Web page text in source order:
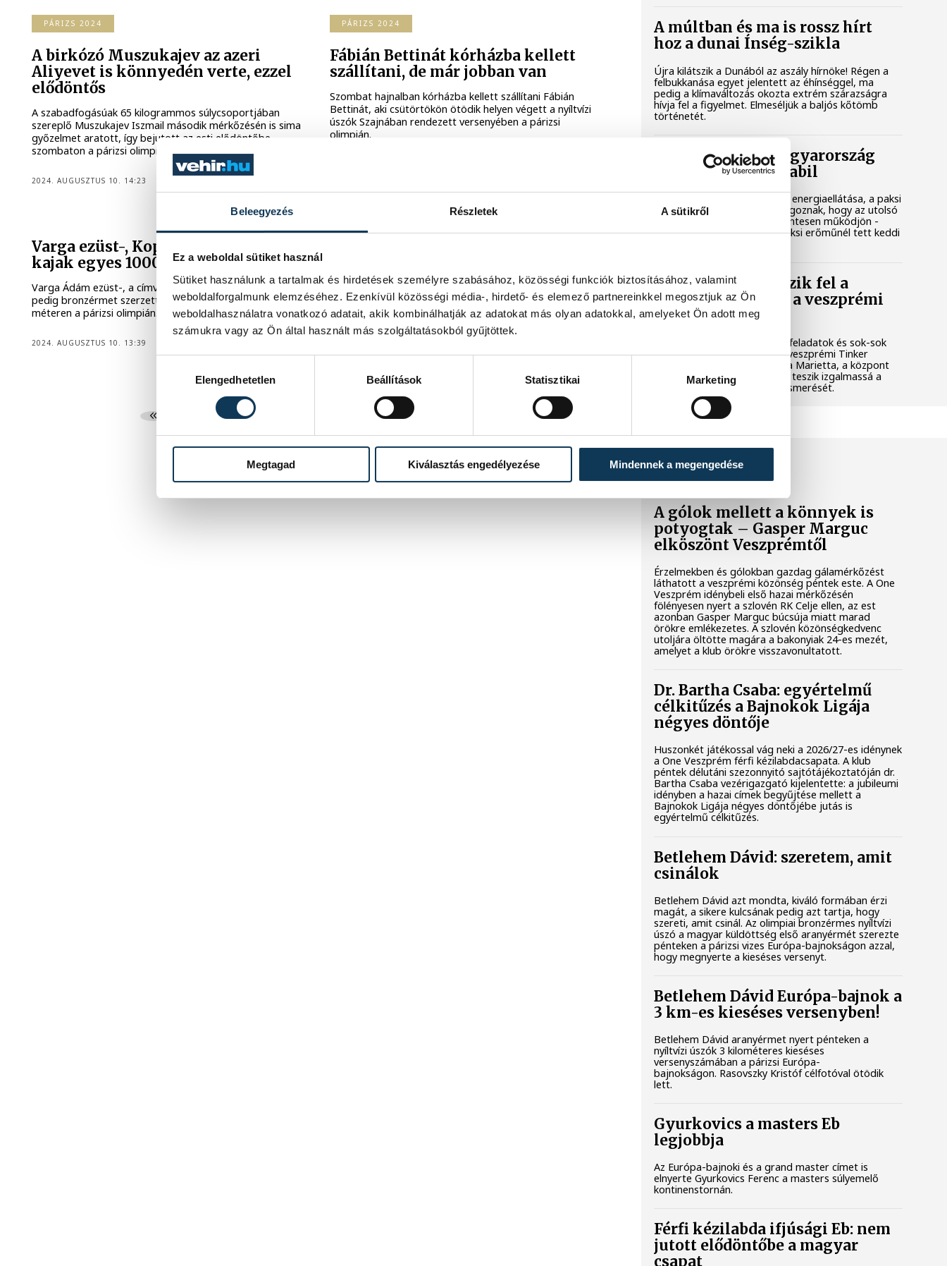
Beleegyezés Részletek A sütikről
Ez a weboldal sütiket használ
Sütiket használunk a tartalmak és hirdetések személyre szabásához, közösségi funkciók biztosításához, valamint
weboldalforgalmunk elemzéséhez. Ezenkívül közösségi média-, hirdető- és elemező partnereinkkel megosztjuk az Ön
weboldalhasználatra vonatkozó adatait, akik kombinálhatják az adatokat más olyan adatokkal, amelyeket Ön adott meg
számukra vagy az Ön által használt más szolgáltatásokból gyűjtöttek.
Elengedhetetlen
Beállítások Statisztikai Marketing
Megtagad Kiválasztás engedélyezése Mindennek a megengedése
PÁRIZS 2024
A birkózó Muszukajev az azeri
Aliyevet is könnyedén verte, ezzel
elődöntős
A szabadfogásúak 65 kilogrammos súlycsoportjában
szereplő Muszukajev Iszmail második mérkőzésén is sima
győzelmet aratott, így bejutott az esti elődöntőbe
szombaton a párizsi olimpia birkózóversenyén.
2024. AUGUSZTUS 10. 14:23
PÁRIZS 2024
Fábián Bettinát kórházba kellett
szállítani, de már jobban van
Szombat hajnalban kórházba kellett szállítani Fábián
Bettinát, aki csütörtökön ötödik helyen végett a nyíltvízi
úszók Szajnában rendezett versenyében a párizsi
olimpián.
Varga ezüst-, Kopasz bronzérmes
kajak egyes 1000 méteren
Varga Ádám ezüst-, a címvédőként indult Kopasz Bálint
pedig bronzérmet szerzett szombaton kajak egyes 1000
méteren a párizsi olimpián.
2024. AUGUSZTUS 10. 13:39
Csipes Tamara - akárcsak három éve, Tokióban -
ezüstérmet nyert szombaton a női kajakosok 500
méteres versenyében a párizsi olimpián. A döntő másik
magyar résztvevője, Gazsó Alida Dóra hatodik lett.
2024. AUGUSZTUS 10. 13:08
1 ...
A múltban és ma is rossz hírt
hoz a dunai Ínség-szikla
Újra kilátszik a Dunából az aszály hírnöke! Régen a
felbukkanása egyet jelentett az éhínséggel, ma
pedig a klímaváltozás okozta extrém szárazságra
hívja fel a figyelmet. Elmeséljük a baljós kőtömb
történetét.
Magyar Péter: Magyarország
energiaellátása stabil
Jelenleg stabil Magyarország energiaellátása, a paksi
erőmű munkatársai azon dolgoznak, hogy az utolsó
még termelő turbina hibamentesen működjön -
közölte a miniszterelnök a paksi erőműnél tett keddi
Játék közben fedezik fel a
tudomány világát a veszprémi
gyerekek
Látványos kísérletek, kreatív feladatok és sok-sok
élmény várja a gyerekeket a veszprémi Tinker
Labsben. Videónkban Balassa Marietta, a központ
vezetője mutatja be, hogyan teszik izgalmassá a
természettudományok megismerését.
A gólok mellett a könnyek is
potyogtak – Gasper Marguc
elköszönt Veszprémtől
Érzelmekben és gólokban gazdag gálamérkőzést
láthatott a veszprémi közönség péntek este. A One
Veszprém idénybeli első hazai mérkőzésén
fölényesen nyert a szlovén RK Celje ellen, az est
azonban Gasper Marguc búcsúja miatt marad
örökre emlékezetes. A szlovén közönségkedvenc
utoljára öltötte magára a bakonyiak 24-es mezét,
amelyet a klub örökre visszavonultatott.
Dr. Bartha Csaba: egyértelmű
célkitűzés a Bajnokok Ligája
négyes döntője
Huszonkét játékossal vág neki a 2026/27-es idénynek
a One Veszprém férfi kézilabdacsapata. A klub
péntek délutáni szezonnyitó sajtótájékoztatóján dr.
Bartha Csaba vezérigazgató kijelentette: a jubileumi
idényben a hazai címek begyűjtése mellett a
Bajnokok Ligája négyes döntőjébe jutás is
egyértelmű célkitűzés.
Betlehem Dávid: szeretem, amit
csinálok
Betlehem Dávid azt mondta, kiváló formában érzi
magát, a sikere kulcsának pedig azt tartja, hogy
szereti, amit csinál. Az olimpiai bronzérmes nyíltvízi
úszó a magyar küldöttség első aranyérmét szerezte
pénteken a párizsi vizes Európa-bajnokságon azzal,
hogy megnyerte a kieséses versenyt.
Betlehem Dávid Európa-bajnok a
3 km-es kieséses versenyben!
Betlehem Dávid aranyérmet nyert pénteken a
nyíltvízi úszók 3 kilométeres kieséses
versenyszámában a párizsi Európa-
bajnokságon. Rasovszky Kristóf célfotóval ötödik
lett.
Gyurkovics a masters Eb
legjobbja
Az Európa-bajnoki és a grand master címet is
elnyerte Gyurkovics Ferenc a masters súlyemelő
kontinenstornán.
Férfi kézilabda ifjúsági Eb: nem
jutott elődöntőbe a magyar
csapat